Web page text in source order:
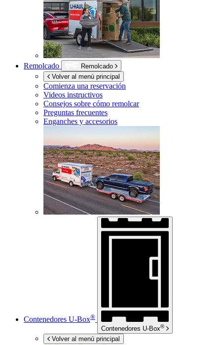
Remolcado
Remolcado
Volver al menú principal
Comienza una reservación
Videos instructivos
Consejos sobre cómo remolcar
Preguntas frecuentes
Enganches y accesorios
Contenedores U-Box®
Contenedores U-Box®
Volver al menú principal